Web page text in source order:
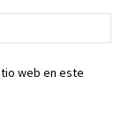
web en este